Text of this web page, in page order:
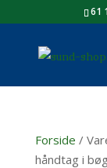
61
Forside /
håndtag i